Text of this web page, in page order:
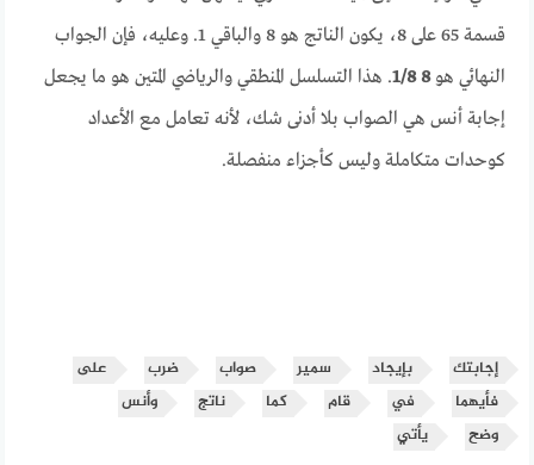
قسمة 65 على 8، يكون الناتج هو 8 والباقي 1. وعليه، فإن الجواب
النهائي هو8 1/8
. هذا التسلسل المنطقي والرياضي المتين هو ما يجعل
إجابة أنس هي الصواب بلا أدنى شك، لأنه تعامل مع الأعداد
كوحدات متكاملة وليس كأجزاء منفصلة.
إجابتك بإيجاد سمير صواب ضرب
على
فأيهما
في قام كما ناتج
وأنس
وضح
يأتي